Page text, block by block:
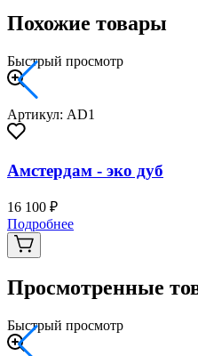
Похожие товары
Быстрый просмотр
Артикул: AD1
Амстердам - эко дуб
16 100 ₽
Подробнее
Просмотренные
Быстрый просмотр